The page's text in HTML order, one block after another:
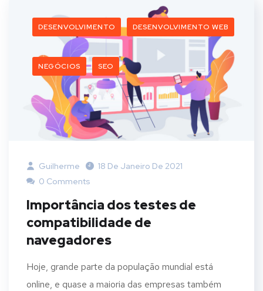
DESENVOLVIMENTO DESENVOLVIMENTO WEB
NEGÓCIOS SEO
Guilherme
18 De Janeiro De 2021
0 Comments
Importância dos testes de
compatibilidade de
navegadores
Hoje, grande parte da população mundial está
online, e quase a maioria das empresas também